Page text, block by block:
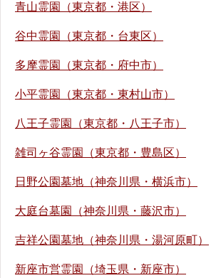
青山霊園（東京都・港区）
谷中霊園（東京都・台東区）
多摩霊園（東京都・府中市）
小平霊園（東京都・東村山市）
八王子霊園（東京都・八王子市）
雑司ヶ谷霊園（東京都・豊島区）
日野公園墓地（神奈川県・横浜市）
大庭台墓園（神奈川県・藤沢市）
吉祥公園墓地（神奈川県・湯河原町）
新座市営霊園（埼玉県・新座市）